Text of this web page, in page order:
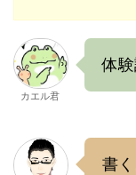
カエル君
体験
書く